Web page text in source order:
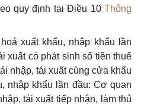
quy định tạiĐiều 10Thông
xuất khẩu, nhập khẩu lần
xuất có phát sinh số tiền thuế
nhập, tái xuất cùng cửa khẩu
nhập khẩu lần đầu: Cơ quan
tái xuất tiếp nhận, làm thủ